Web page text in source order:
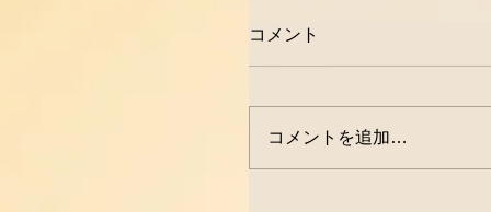
コメント
コメントを追加…